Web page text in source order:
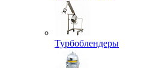
Турбоблендеры